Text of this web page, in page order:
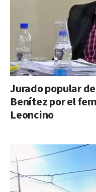
Jurado popular
Benítez por el
Leoncino